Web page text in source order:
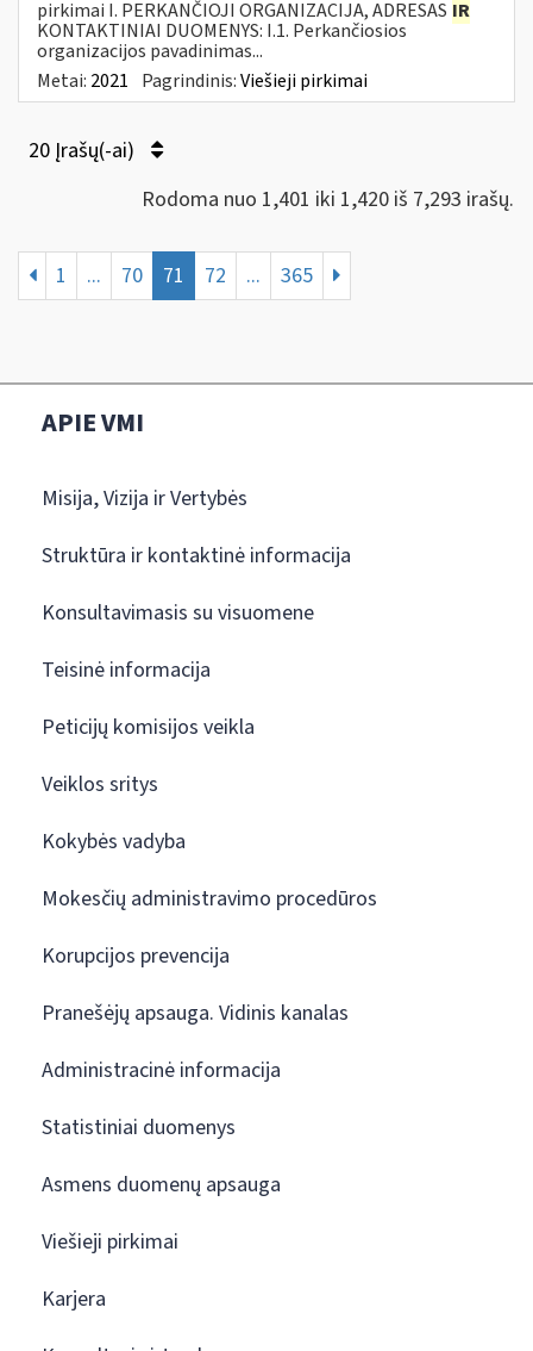
pirkimai I. PERKANČIOJI ORGANIZACIJA, ADRESAS IR
KONTAKTINIAI DUOMENYS: I.1. Perkančiosios
organizacijos pavadinimas...
Metai: 2021 Pagrindinis:Viešieji pirkimai
20 Įrašų(-ai)
Rodoma nuo 1,401 iki 1,420 iš 7,293 irašų.
1 ... 70 71 72 ... 365
APIE VMI
Misija, Vizija ir Vertybės
Struktūra ir kontaktinė informacija
Konsultavimasis su visuomene
Teisinė informacija
Peticijų komisijos veikla
Veiklos sritys
Kokybės vadyba
Mokesčių administravimo procedūros
Korupcijos prevencija
Pranešėjų apsauga. Vidinis kanalas
Administracinė informacija
Statistiniai duomenys
Asmens duomenų apsauga
Viešieji pirkimai
Karjera